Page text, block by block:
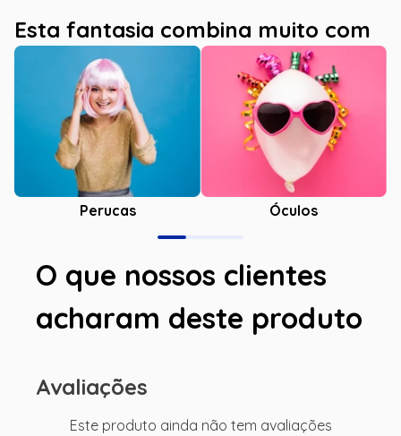
Esta fantasia combina muito com
Perucas Óculos
O que nossos clientes
acharam deste produto
Avaliações
Este produto ainda não tem avaliações